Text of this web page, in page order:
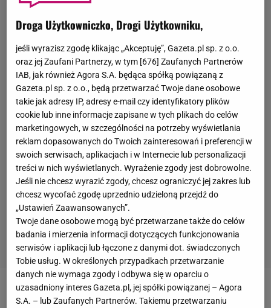
WERONIKA GRYCAN
Droga Użytkowniczko, Drogi Użytkowniku,
jeśli wyrazisz zgodę klikając „Akceptuję”, Gazeta.pl sp. z o.o.
oraz jej Zaufani Partnerzy, w tym [676] Zaufanych Partnerów
IAB, jak również Agora S.A. będąca spółką powiązaną z
Gazeta.pl sp. z o.o., będą przetwarzać Twoje dane osobowe
takie jak adresy IP, adresy e-mail czy identyfikatory plików
cookie lub inne informacje zapisane w tych plikach do celów
marketingowych, w szczególności na potrzeby wyświetlania
reklam dopasowanych do Twoich zainteresowań i preferencji w
swoich serwisach, aplikacjach i w Internecie lub personalizacji
treści w nich wyświetlanych. Wyrażenie zgody jest dobrowolne.
Jeśli nie chcesz wyrazić zgody, chcesz ograniczyć jej zakres lub
chcesz wycofać zgodę uprzednio udzieloną przejdź do
„Ustawień Zaawansowanych”.
Twoje dane osobowe mogą być przetwarzane także do celów
badania i mierzenia informacji dotyczących funkcjonowania
serwisów i aplikacji lub łączone z danymi dot. świadczonych
Tobie usług. W określonych przypadkach przetwarzanie
danych nie wymaga zgody i odbywa się w oparciu o
uzasadniony interes Gazeta.pl, jej spółki powiązanej – Agora
S.A. – lub Zaufanych Partnerów. Takiemu przetwarzaniu